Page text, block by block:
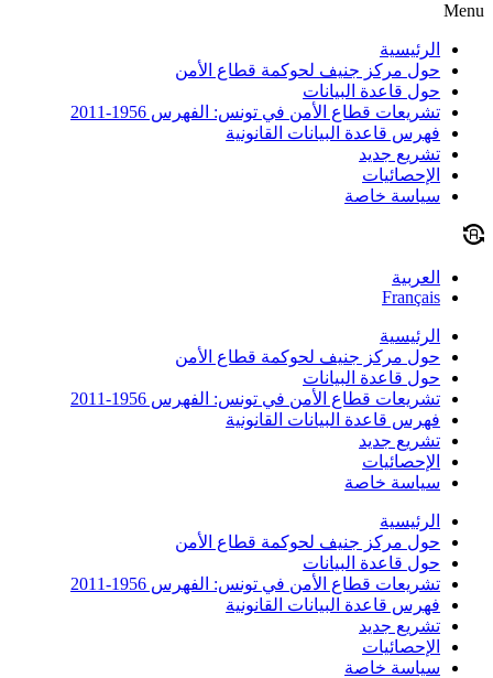
Menu
الرئيسية
حول مركز جنيف لحوكمة قطاع الأمن
حول قاعدة البيانات
تشريعات قطاع الأمن في تونس: الفهرس 1956-2011
فهرس قاعدة البيانات القانونية
تشريع جديد
الإحصائيات
سياسة خاصة
العربية
Français
الرئيسية
حول مركز جنيف لحوكمة قطاع الأمن
حول قاعدة البيانات
تشريعات قطاع الأمن في تونس: الفهرس 1956-2011
فهرس قاعدة البيانات القانونية
تشريع جديد
الإحصائيات
سياسة خاصة
الرئيسية
حول مركز جنيف لحوكمة قطاع الأمن
حول قاعدة البيانات
تشريعات قطاع الأمن في تونس: الفهرس 1956-2011
فهرس قاعدة البيانات القانونية
تشريع جديد
الإحصائيات
سياسة خاصة